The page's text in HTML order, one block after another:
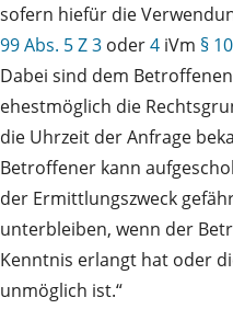
sofern hiefür die
99 Abs. 5 Z 3 oder4 iVm §
Dabei sind dem
ehestmöglich die
die Uhrzeit der Anfrage
Betroffener kann
der Ermittlungszweck
unterbleiben, wenn der
Kenntnis erlangt hat oder
unmöglich ist.“